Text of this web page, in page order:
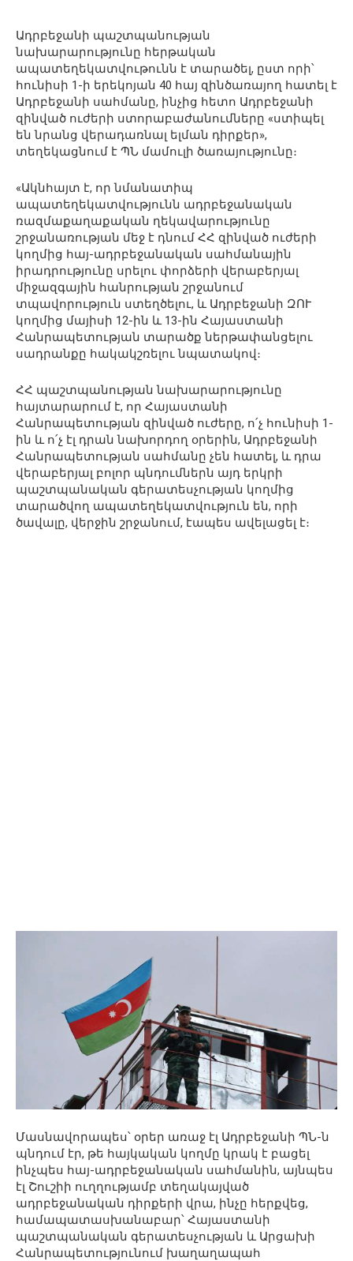
Ադրբեջանի պաշտպանության
նախարարությունը հերթական
ապատեղեկատվութունն է տարածել, ըստ որի՝
հունիսի 1-ի երեկոյան 40 հայ զինծառայող հատել է
Ադրբեջանի սահմանը, ինչից հետո Ադրբեջանի
զինված ուժերի ստորաբաժանումները «ստիպել
են նրանց վերադառնալ ելման դիրքեր»,
տեղեկացնում է ՊՆ մամուլի ծառայությունը։
«Ակնհայտ է, որ նմանատիպ
ապատեղեկատվությունն ադրբեջանական
ռազմաքաղաքական ղեկավարությունը
շրջանառության մեջ է դնում ՀՀ զինված ուժերի
կողմից հայ-ադրբեջանական սահմանային
իրադրությունը սրելու փորձերի վերաբերյալ
միջազգային հանրության շրջանում
տպավորություն ստեղծելու, և Ադրբեջանի ԶՈՒ
կողմից մայիսի 12-ին և 13-ին Հայաստանի
Հանրապետության տարածք ներթափանցելու
սադրանքը հակակշռելու նպատակով։
ՀՀ պաշտպանության նախարարությունը
հայտարարում է, որ Հայաստանի
Հանրապետության զինված ուժերը, ո՛չ հունիսի 1-
ին և ո՛չ էլ դրան նախորդող օրերին, Ադրբեջանի
Հանրապետության սահմանը չեն հատել, և դրա
վերաբերյալ բոլոր պնդումներն այդ երկրի
պաշտպանական գերատեսչության կողմից
տարածվող ապատեղեկատվություն են, որի
ծավալը, վերջին շրջանում, էապես ավելացել է։
Մասնավորապես՝ օրեր առաջ էլ Ադրբեջանի ՊՆ-ն
պնդում էր, թե հայկական կողմը կրակ է բացել
ինչպես հայ-ադրբեջանական սահմանին, այնպես
էլ Շուշիի ուղղությամբ տեղակայված
ադրբեջանական դիրքերի վրա, ինչը հերքվեց,
համապատասխանաբար՝ Հայաստանի
պաշտպանական գերատեսչության և Արցախի
Հանրապետությունում խաղաղապահ